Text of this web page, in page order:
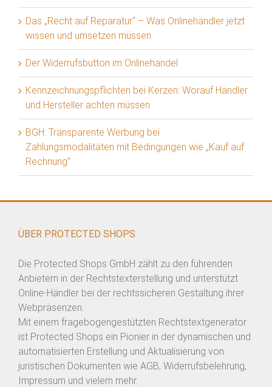
Das „Recht auf Reparatur“ – Was Onlinehändler jetzt
wissen und umsetzen müssen
Der Widerrufsbutton im Onlinehandel
Kennzeichnungspflichten bei Kerzen: Worauf Händler
und Hersteller achten müssen
BGH: Transparente Werbung bei
Zahlungsmodalitäten mit Bedingungen wie „Kauf auf
Rechnung“
ÜBER PROTECTED SHOPS
Die Protected Shops GmbH zählt zu den führenden
Anbietern in der Rechtstexterstellung und unterstützt
Online-Händler bei der rechtssicheren Gestaltung ihrer
Webpräsenzen.
Mit einem fragebogengestützten Rechtstextgenerator
ist Protected Shops ein Pionier in der dynamischen und
automatisierten Erstellung und Aktualisierung von
juristischen Dokumenten wie AGB, Widerrufsbelehrung,
Impressum und vielem mehr.